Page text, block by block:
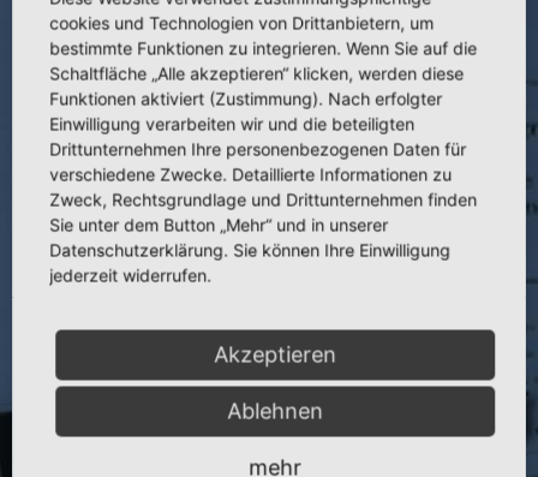
Autor: J. Hellinger
Veranstaltungsort:Dresden
Veranstaltungsdatum:06.09.–10.09.1976
4.082 Die TEP-Versorgung der
traumatisierten Hüfte
cookies und Technologien von Drittanbietern, um
bestimmte Funktionen zu integrieren. Wenn Sie auf die
Schaltfläche „Alle akzeptieren“ klicken, werden diese
Funktionen aktiviert (Zustimmung). Nach erfolgter
Einwilligung verarbeiten wir und die beteiligten
Drittunternehmen Ihre personenbezogenen Daten für
verschiedene Zwecke. Detaillierte Informationen zu
Zweck, Rechtsgrundlage und Drittunternehmen finden
Sie unter dem Button „Mehr“ und in unserer
Datenschutzerklärung. Sie können Ihre Einwilligung
jederzeit widerrufen.
Akzeptieren
Ablehnen
mehr